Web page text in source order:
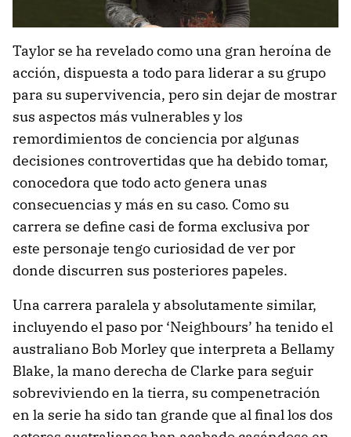
Taylor se ha revelado como una gran heroína de
acción, dispuesta a todo para liderar a su grupo
para su supervivencia, pero sin dejar de mostrar
sus aspectos más vulnerables y los
remordimientos de conciencia por algunas
decisiones controvertidas que ha debido tomar,
conocedora que todo acto genera unas
consecuencias y más en su caso. Como su
carrera se define casi de forma exclusiva por
este personaje tengo curiosidad de ver por
donde discurren sus posteriores papeles.
Una carrera paralela y absolutamente similar,
incluyendo el paso por ‘Neighbours’ ha tenido el
australiano Bob Morley que interpreta a Bellamy
Blake, la mano derecha de Clarke para seguir
sobreviviendo en la tierra, su compenetración
en la serie ha sido tan grande que al final los dos